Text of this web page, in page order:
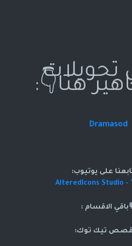
تحويلات
هنا👇:
Dramasod
على يوتيوب:
AlteredIcons Studio -
الاقسام :
تيك توك: